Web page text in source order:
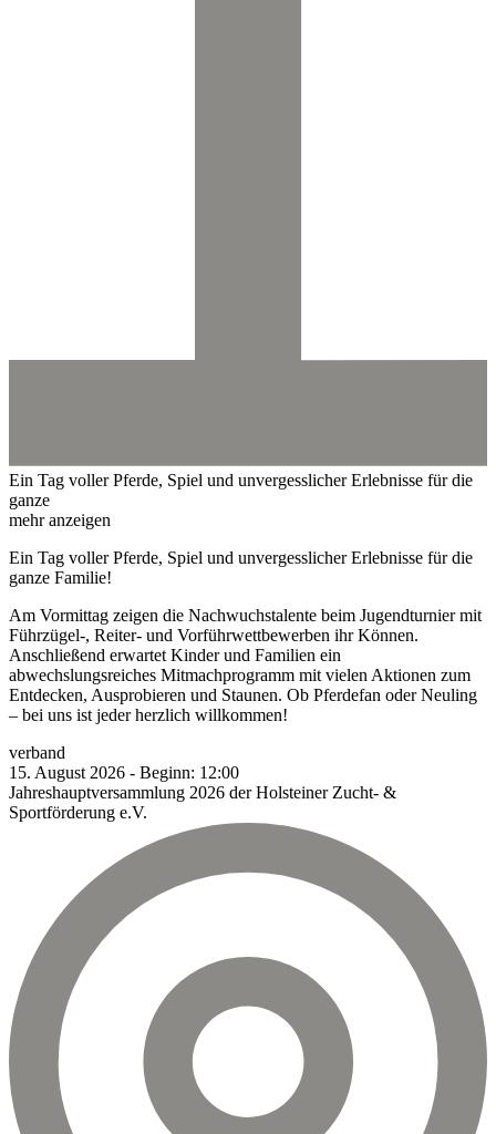
Ein Tag voller Pferde, Spiel und unvergesslicher Erlebnisse für die
ganze
mehr anzeigen
Ein Tag voller Pferde, Spiel und unvergesslicher Erlebnisse für die
ganze Familie!
Am Vormittag zeigen die Nachwuchstalente beim Jugendturnier mit
Führzügel-, Reiter- und Vorführwettbewerben ihr Können.
Anschließend erwartet Kinder und Familien ein
abwechslungsreiches Mitmachprogramm mit vielen Aktionen zum
Entdecken, Ausprobieren und Staunen. Ob Pferdefan oder Neuling
– bei uns ist jeder herzlich willkommen!
verband
15. August 2026 - Beginn: 12:00
Jahreshauptversammlung 2026 der Holsteiner Zucht- &
Sportförderung e.V.